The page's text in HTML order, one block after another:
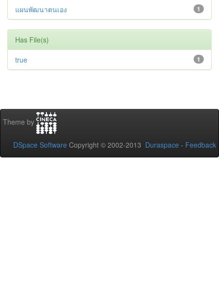
1
แผนพัฒนาตนเอง
Has File(s)
1
true
Theme by
DSpace Software Copyright © 2002-2013 Duraspace - Feedback